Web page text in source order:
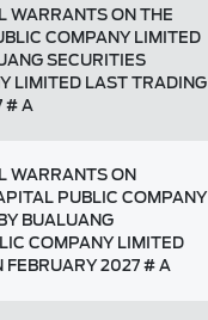
WARRANTS ON THE
COMPANY LIMITED
SECURITIES
LIMITED LAST TRADING
# A
WARRANTS ON
PUBLIC COMPANY
BUALUANG
COMPANY LIMITED
FEBRUARY 2027 # A